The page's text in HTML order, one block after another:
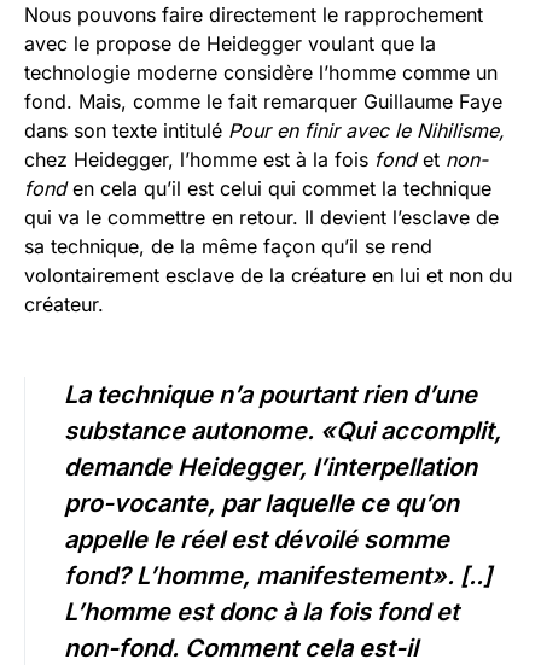
Nous pouvons faire directement le rapprochement
avec le propose de Heidegger voulant que la
technologie moderne considère l’homme comme un
fond. Mais, comme le fait remarquer Guillaume Faye
dans son texte intitulé Pour en finir avec le Nihilisme,
chez Heidegger, l’homme est à la fois fondet non-
fonden cela qu’il est celui qui commet la technique
qui va le commettre en retour. Il devient l’esclave de
sa technique, de la même façon qu’il se rend
volontairement esclave de la créature en lui et non du
créateur.
La technique n’a pourtant rien d’une
substance autonome. «Qui accomplit,
demande Heidegger, l’interpellation
pro-vocante, par laquelle ce qu’on
appelle le réel est dévoilé somme
fond? L’homme, manifestement». [..]
L’homme est donc à la fois fond et
non-fond. Comment cela est-il